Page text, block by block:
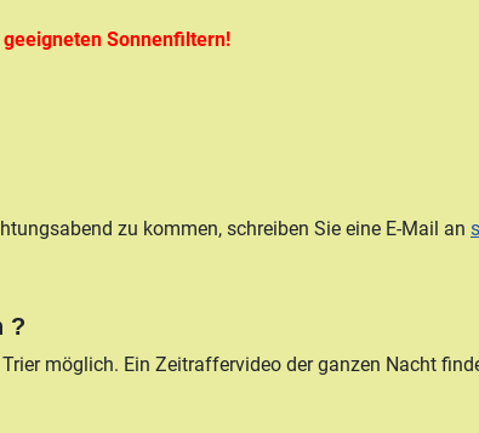
Sonnenfiltern!
zu kommen, schreiben Sie eine E-Mail an
?
möglich. Ein Zeitraffervideo der ganzen Nacht